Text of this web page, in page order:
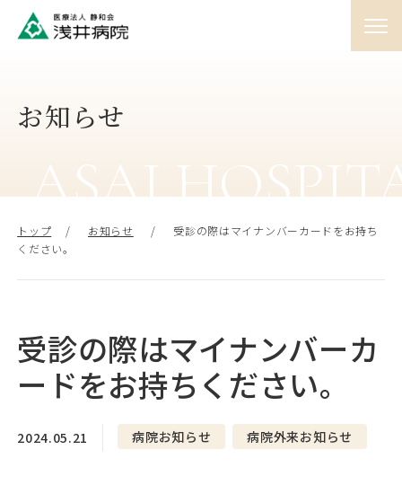
01
02 入院
03
♯04 人間ドック
採用情報
お知らせ
ASAI
トップ お知らせ
受診の際はマイナンバーカードをお持ち
ください。
受診の際はマイナンバーカ
ードをお持ちください。
2024.05.21 病院お知らせ 病院外来お知らせ